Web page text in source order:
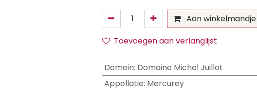
Aan
Toevoegen aan verlanglijst
Domein: Domaine Michel Juillot
Appellatie: Mercurey